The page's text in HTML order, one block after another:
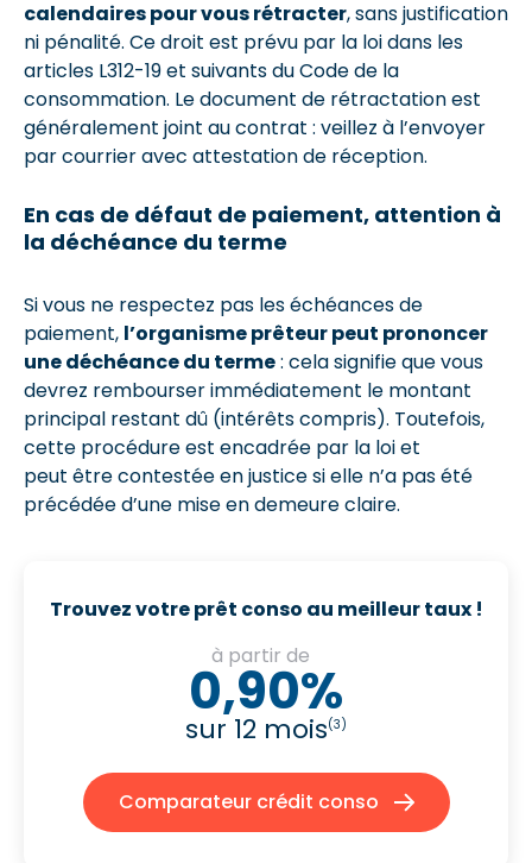
calendaires pour vous rétracter, sans justification
ni pénalité. Ce droit est prévu par la loi dans les
articles L312-19 et suivants du Code de la
consommation. Le document de rétractation est
généralement joint au contrat : veillez à l’envoyer
par courrier avec attestation de réception.
En cas de défaut de paiement, attention à
la déchéance du terme
Si vous ne respectez pas les échéances de
paiement, l’organisme prêteur peut prononcer
une déchéance du terme: cela signifie que vous
devrez rembourser immédiatement le montant
principal restant dû (intérêts compris). Toutefois,
cette procédure est encadrée par la loi et
peut être contestée en justice si elle n’a pas été
précédée d’une mise en demeure claire.
Trouvez votre prêt conso au meilleur taux !
à partir de
0,90%
sur 12 mois(3)
Comparateur crédit conso